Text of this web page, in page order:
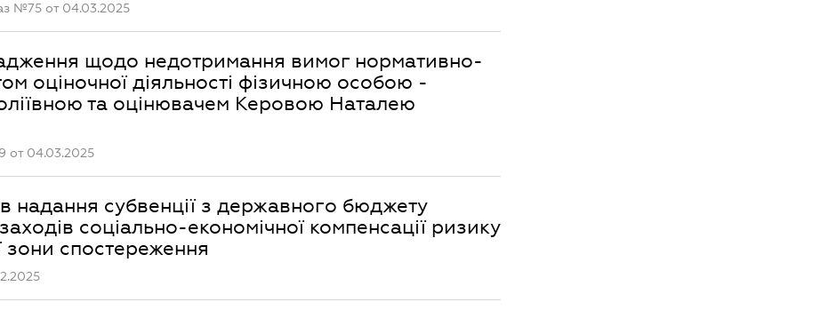
№75 от 04.03.2025
щодо недотримання вимог нормативно-
оціночної діяльності фізичною особою -
та оцінювачем Керовою Наталею
от 04.03.2025
надання субвенції з державного бюджету
соціально-економічної компенсації ризику
зони спостереження